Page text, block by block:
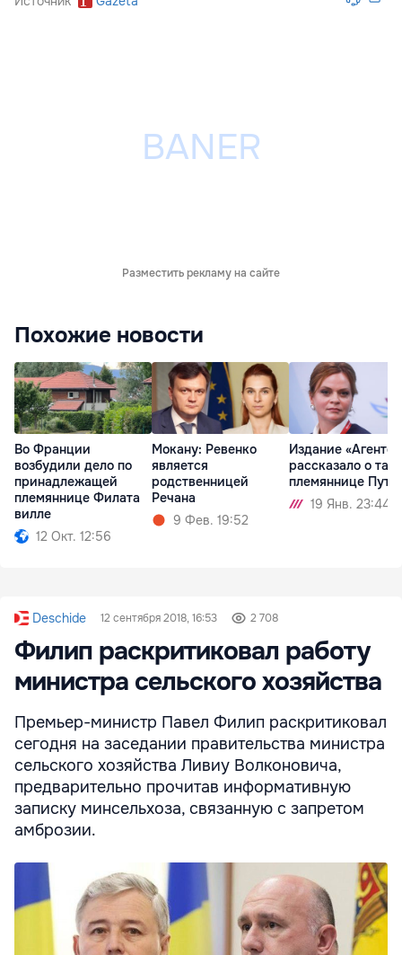
Разместить рекламу на сайте
Похожие новости
Во Франции
возбудили дело по
принадлежащей
племяннице Филата
вилле
12 Окт. 12:56
Мокану: Ревенко
является
родственницей
Речана
9 Фев. 19:52
Издание
рассказало о
племяннице
19 Янв. 23:44
Deschide 12 сентября 2018, 16:53 2 708
Филип раскритиковал работу
министра сельского хозяйства
Премьер-министр Павел Филип раскритиковал
сегодня на заседании правительства министра
сельского хозяйства Ливиу Волконовича,
предварительно прочитав информативную
записку минсельхоза, связанную с запретом
амброзии.